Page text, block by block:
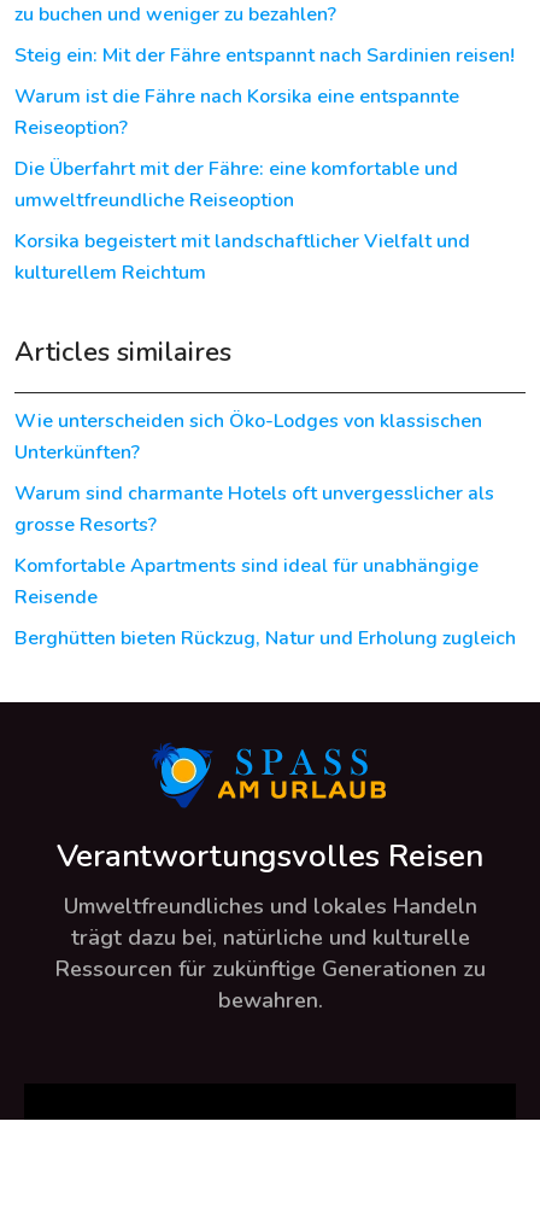
zu buchen und weniger zu bezahlen?
Steig ein: Mit der Fähre entspannt nach Sardinien reisen!
Warum ist die Fähre nach Korsika eine entspannte
Reiseoption?
Die Überfahrt mit der Fähre: eine komfortable und
umweltfreundliche Reiseoption
Korsika begeistert mit landschaftlicher Vielfalt und
kulturellem Reichtum
Articles similaires
Wie unterscheiden sich Öko-Lodges von klassischen
Unterkünften?
Warum sind charmante Hotels oft unvergesslicher als
grosse Resorts?
Komfortable Apartments sind ideal für unabhängige
Reisende
Berghütten bieten Rückzug, Natur und Erholung zugleich
Verantwortungsvolles Reisen
Umweltfreundliches und lokales Handeln
trägt dazu bei, natürliche und kulturelle
Ressourcen für zukünftige Generationen zu
bewahren.